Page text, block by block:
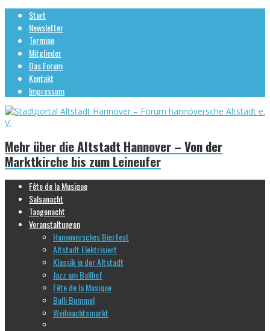
Start
Newsletter
Termine
Mitglieder
Das Forum
Kontakt
Impressum
Mehr über die Altstadt Hannover – Von der
Marktkirche bis zum Leineufer
Fête de la Musique
Salsanacht
Tangonacht
Veranstaltungen
Hannoversches Bierfest
Altstadt Elektrisiert
Klassik in der Altstadt
Jazz am Ballhof
Fête de la Musique
Bulli Bummel
Weihnachtsmarkt